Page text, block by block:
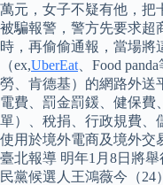
萬元，女子不疑有他，把
被騙報警，警方先要求超
時，再偷偷通報，當場將
（ex,UberEat 、Food
勞、肯德基）的網路外送
電費、罰金罰鍰、健保費
單）、稅捐、行政規費、
使用於境外電商及境外交
臺北報導 明年1月8日將
民黨候選人王鴻薇今（